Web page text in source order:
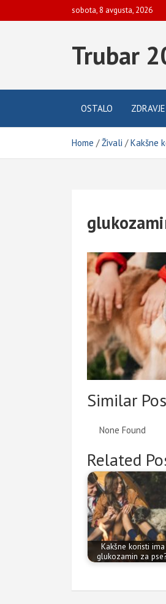
to
sobota, 8 avgusta, 2026
Trubar
OSTALO ZDRAVJE
Home Živali Kakšne
Similar
None Found
Related
Kakšne koristi ima
glukozamin za